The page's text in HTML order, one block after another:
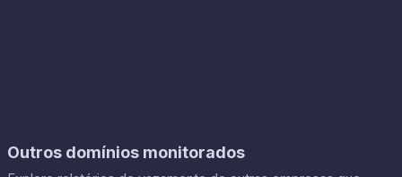
Outros domínios monitorados